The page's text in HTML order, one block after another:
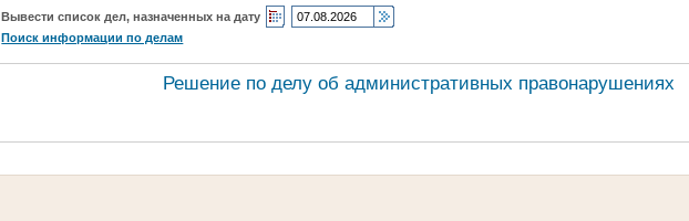
Вывести список дел, назначенных на дату
Поиск информации по делам
Решение по делу об административных правонарушениях